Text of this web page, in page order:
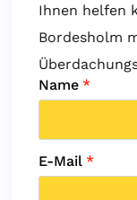
Ihnen helfen
Bordesholm
Name *
E-Mail *